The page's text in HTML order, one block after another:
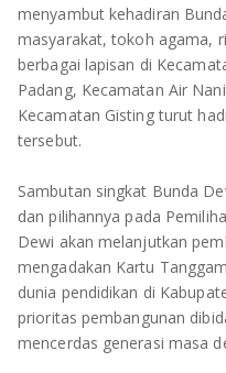
TULANG BAWANG BARAT
MESUJI
WAY KANAN
menyambut kehadiran
masyarakat, tokoh agama,
berbagai lapisan di
Padang, Kecamatan Air
Kecamatan Gisting turut
tersebut.
Sambutan singkat Bunda
dan pilihannya pada
Dewi akan melanjutkan
mengadakan Kartu
dunia pendidikan di
prioritas pembangunan
mencerdas generasi masa